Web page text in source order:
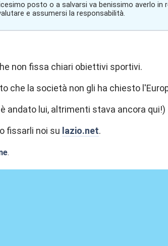
posto o a salvarsi va benissimo averlo
e assumersi la responsabilità.
non fissa chiari obiettivi sportivi.
che la società non gli ha chiesto
andato lui, altrimenti stava ancora qui!)
fissarli noi su lazio.net.
.